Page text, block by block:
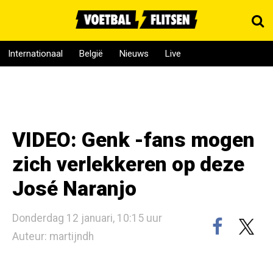
Internationaal België Nieuws Live
VIDEO: Genk -fans mogen
zich verlekkeren op deze
José Naranjo
Donderdag 12 januari, 10:15 uur
Auteur: martijndh